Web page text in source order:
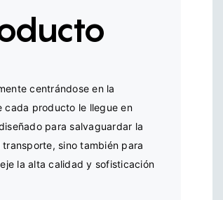
centrándose en la
producto le llegue en
para salvaguardar la
sino también para
la alta calidad y sofisticación